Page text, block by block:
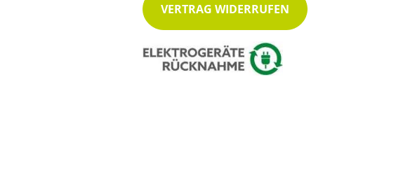
VERTRAG WIDERRUFEN